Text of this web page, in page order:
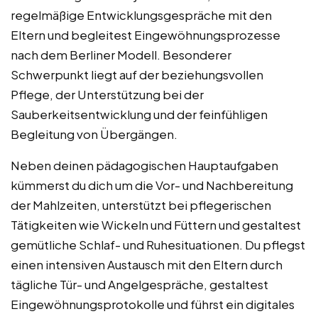
regelmäßige Entwicklungsgespräche mit den
Eltern und begleitest Eingewöhnungsprozesse
nach dem Berliner Modell. Besonderer
Schwerpunkt liegt auf der beziehungsvollen
Pflege, der Unterstützung bei der
Sauberkeitsentwicklung und der feinfühligen
Begleitung von Übergängen.
Neben deinen pädagogischen Hauptaufgaben
kümmerst du dich um die Vor- und Nachbereitung
der Mahlzeiten, unterstützt bei pflegerischen
Tätigkeiten wie Wickeln und Füttern und gestaltest
gemütliche Schlaf- und Ruhesituationen. Du pflegst
einen intensiven Austausch mit den Eltern durch
tägliche Tür- und Angelgespräche, gestaltest
Eingewöhnungsprotokolle und führst ein digitales